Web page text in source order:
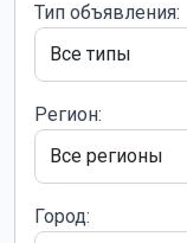
Тип объявления:
Регион:
Город: